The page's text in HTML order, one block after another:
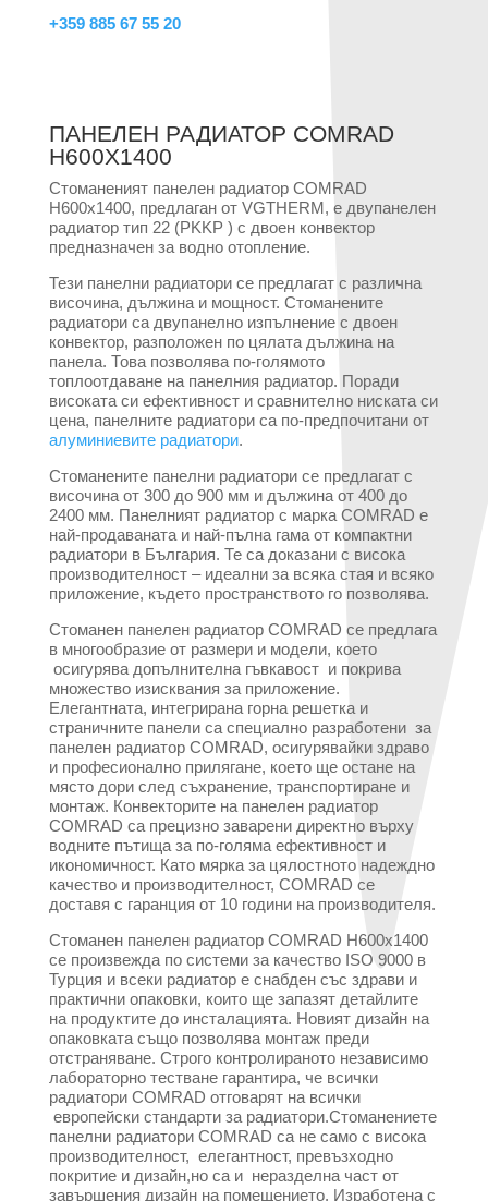
+359 885 67 55 20
ПАНЕЛЕН РАДИАТОР COMRAD
H600X1400
Стоманеният панелен радиатор COMRAD
H600x1400, предлаган от VGTHERM, е двупанелен
радиатор тип 22 (PKKP ) с двоен конвектор
предназначен за водно отопление.
Тези панелни радиатори се предлагат с различна
височина, дължина и мощност. Стоманените
радиатори са двупанелно изпълнение с двоен
конвектор, разположен по цялата дължина на
панела. Това позволява по-голямото
топлоотдаване на панелния радиатор. Поради
високата си ефективност и сравнително ниската си
цена, панелните радиатори са по-предпочитани от
алуминиевите радиатори.
Стоманените панелни радиатори се предлагат с
височина от 300 до 900 мм и дължина от 400 до
2400 мм. Панелният радиатор с марка COMRAD е
най-продаваната и най-пълна гама от компактни
радиатори в България. Те са доказани с висока
производителност – идеални за всяка стая и всяко
приложение, където пространството го позволява.
Стоманен панелен радиатор COMRAD се предлага
в многообразие от размери и модели, което
осигурява допълнителна гъвкавост и покрива
множество изисквания за приложение.
Елегантната, интегрирана горна решетка и
страничните панели са специално разработени за
панелен радиатор COMRAD, осигурявайки здраво
и професионално прилягане, което ще остане на
място дори след съхранение, транспортиране и
монтаж. Конвекторите на панелен радиатор
COMRAD са прецизно заварени директно върху
водните пътища за по-голяма ефективност и
икономичност. Като мярка за цялостното надеждно
качество и производителност, COMRAD се
доставя с гаранция от 10 години на производителя.
Стоманен панелен радиатор COMRAD H600x1400
се произвежда по системи за качество ISO 9000 в
Турция и всеки радиатор е снабден със здрави и
практични опаковки, които ще запазят детайлите
на продуктите до инсталацията. Новият дизайн на
опаковката също позволява монтаж преди
отстраняване. Строго контролираното независимо
лабораторно тестване гарантира, че всички
радиатори COMRAD отговарят на всички
европейски стандарти за радиатори.Стоманениете
панелни радиатори COMRAD са не само с висока
производителност, елегантност, превъзходно
покритие и дизайн,но са и неразделна част от
завършения дизайн на помещението. Изработена с